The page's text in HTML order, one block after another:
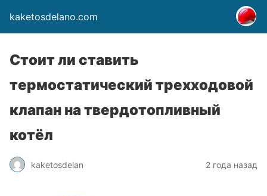
kaketosdelano.com
Стоит ли ставить
термостатический трехходовой
клапан на твердотопливный
котёл
kaketosdelan 2 года назад